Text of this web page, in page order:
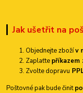
Jak ušetřit na
Objednejte zbožív
Zaplaťte příkazem
Zvolte dopravu
Poštovné pak bude činit